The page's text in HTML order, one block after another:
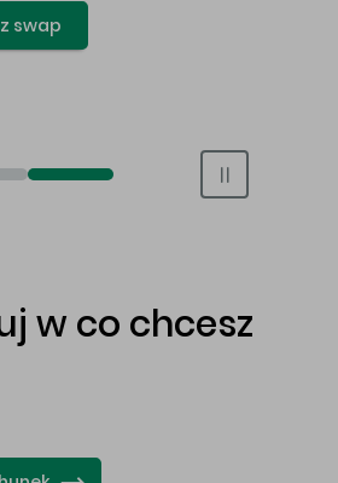
swap
maklerski online
konto IKE/IKZE
Świat bez swap i prowizji
w co chcesz